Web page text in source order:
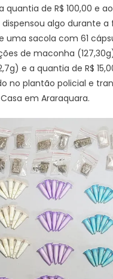
de R$ 100,00 e
algo durante a
sacola com 61
de maconha
e a quantia de R$
no plantão policial e
em Araraquara.